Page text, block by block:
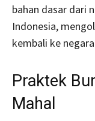
bahan dasar dari
Indonesia,
kembali ke
Praktek
Mahal